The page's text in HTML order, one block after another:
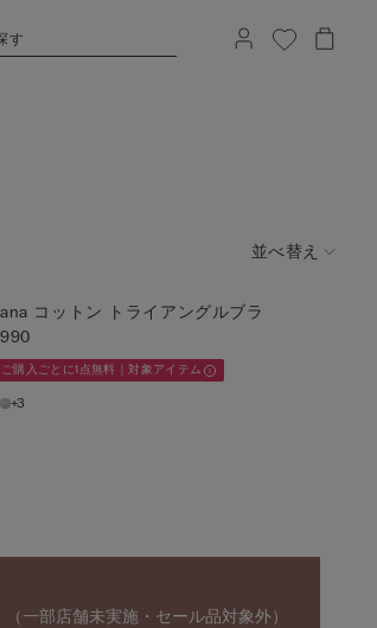
す
並べ替え
コットン トライアングルブラ
購入ごとに1点無料｜対象アイテム
+3
一部店舗未実施・セール品対象外）